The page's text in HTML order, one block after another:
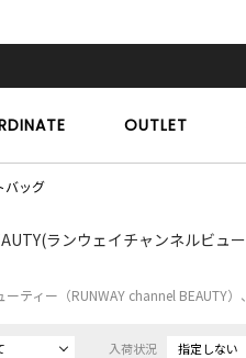
OUTLET
バッグ
ランウェイチャンネルビュー
ティー（RUNWAY channel BEAUTY）
入荷状況 指定しない